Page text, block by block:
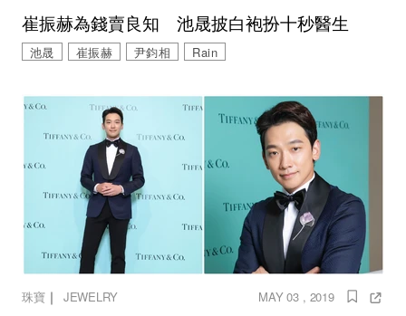
崔振赫為錢賣良知 池晟披白袍扮十秒醫生
池晟 崔振赫 尹鈞相 Rain
珠寶｜ JEWELRY MAY 03 , 2019